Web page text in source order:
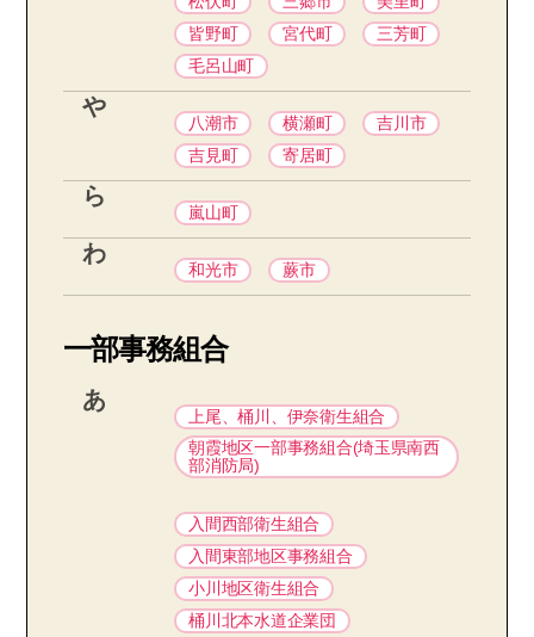
皆野町
宮代町
三芳町
毛呂山町
や
八潮市 横瀬町
吉川市
吉見町
寄居町
ら
嵐山町
わ
和光市 蕨市
一部事務組合
あ
上尾、桶川、伊奈衛生組合
朝霞地区一部事務組合(埼玉県南西
部消防局)
入間西部衛生組合
入間東部地区事務組合
小川地区衛生組合
桶川北本水道企業団